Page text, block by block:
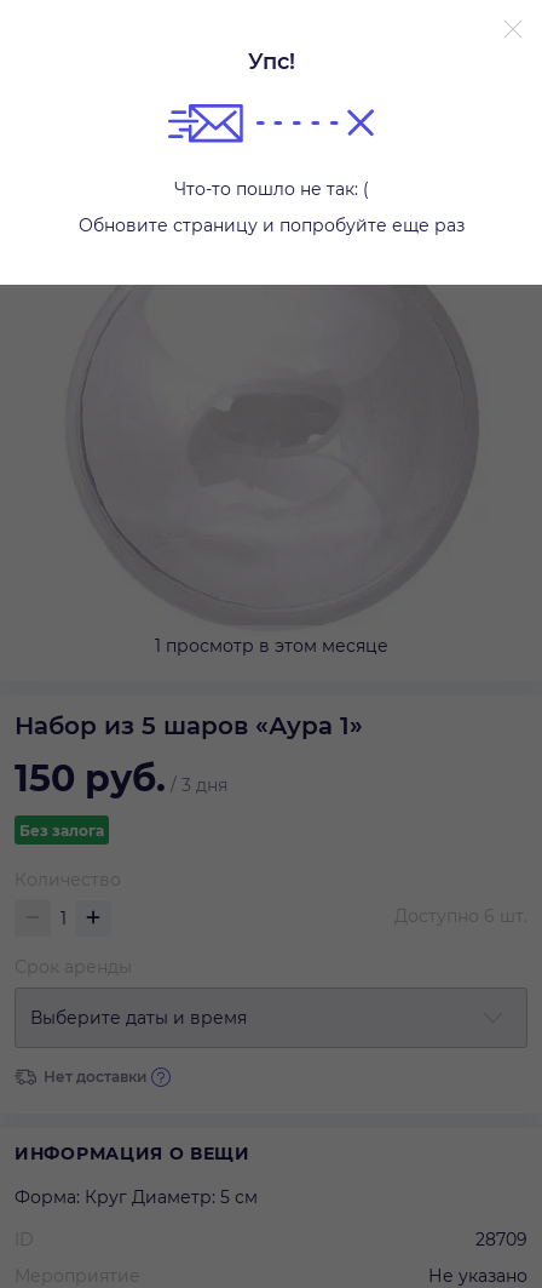
Упс!
Что-то пошло не так: (
Обновите страницу и попробуйте еще раз
1 просмотр в этом месяце
Набор из 5 шаров «Аура 1»
150 руб. / 3 дня
Без залога
Количество
Доступно 6 шт.
Срок аренды
Выберите даты и время
Нет доставки
ИНФОРМАЦИЯ О ВЕЩИ
Форма: Круг Диаметр: 5 см
ID
28709
Мероприятие
Не указано